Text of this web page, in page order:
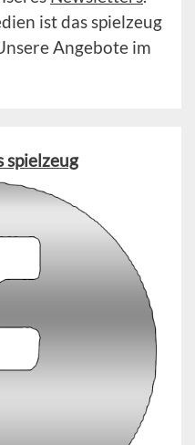
ist das spielzeug
Angebote im
spielzeug